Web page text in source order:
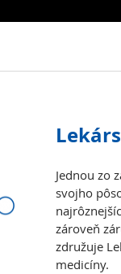
Jednou zo
svojho
zároveň
združuje
medicíny.